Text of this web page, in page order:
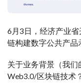
6月3日，经济产业
链构建数字公共产品
关于业务背景（我
Web3.0/区块链技术